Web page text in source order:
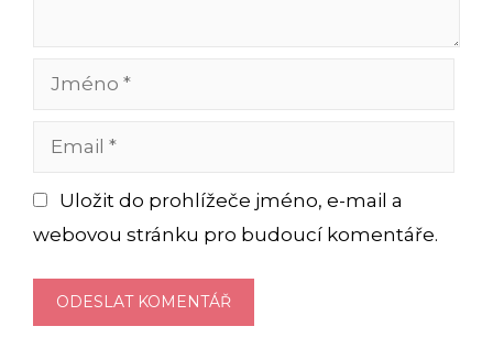
Jméno
Email
Uložit do prohlížeče jméno, e-mail a
webovou stránku pro budoucí komentáře.